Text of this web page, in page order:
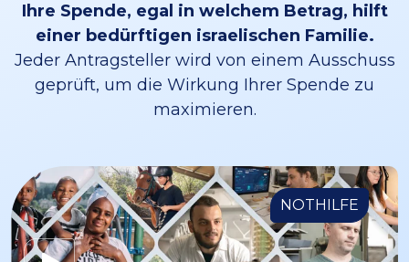
Ihre Spende, egal in welchem Betrag, hilft
einer bedürftigen israelischen Familie.
Jeder Antragsteller wird von einem Ausschuss
geprüft, um die Wirkung Ihrer Spende zu
maximieren.
NOTHILFE